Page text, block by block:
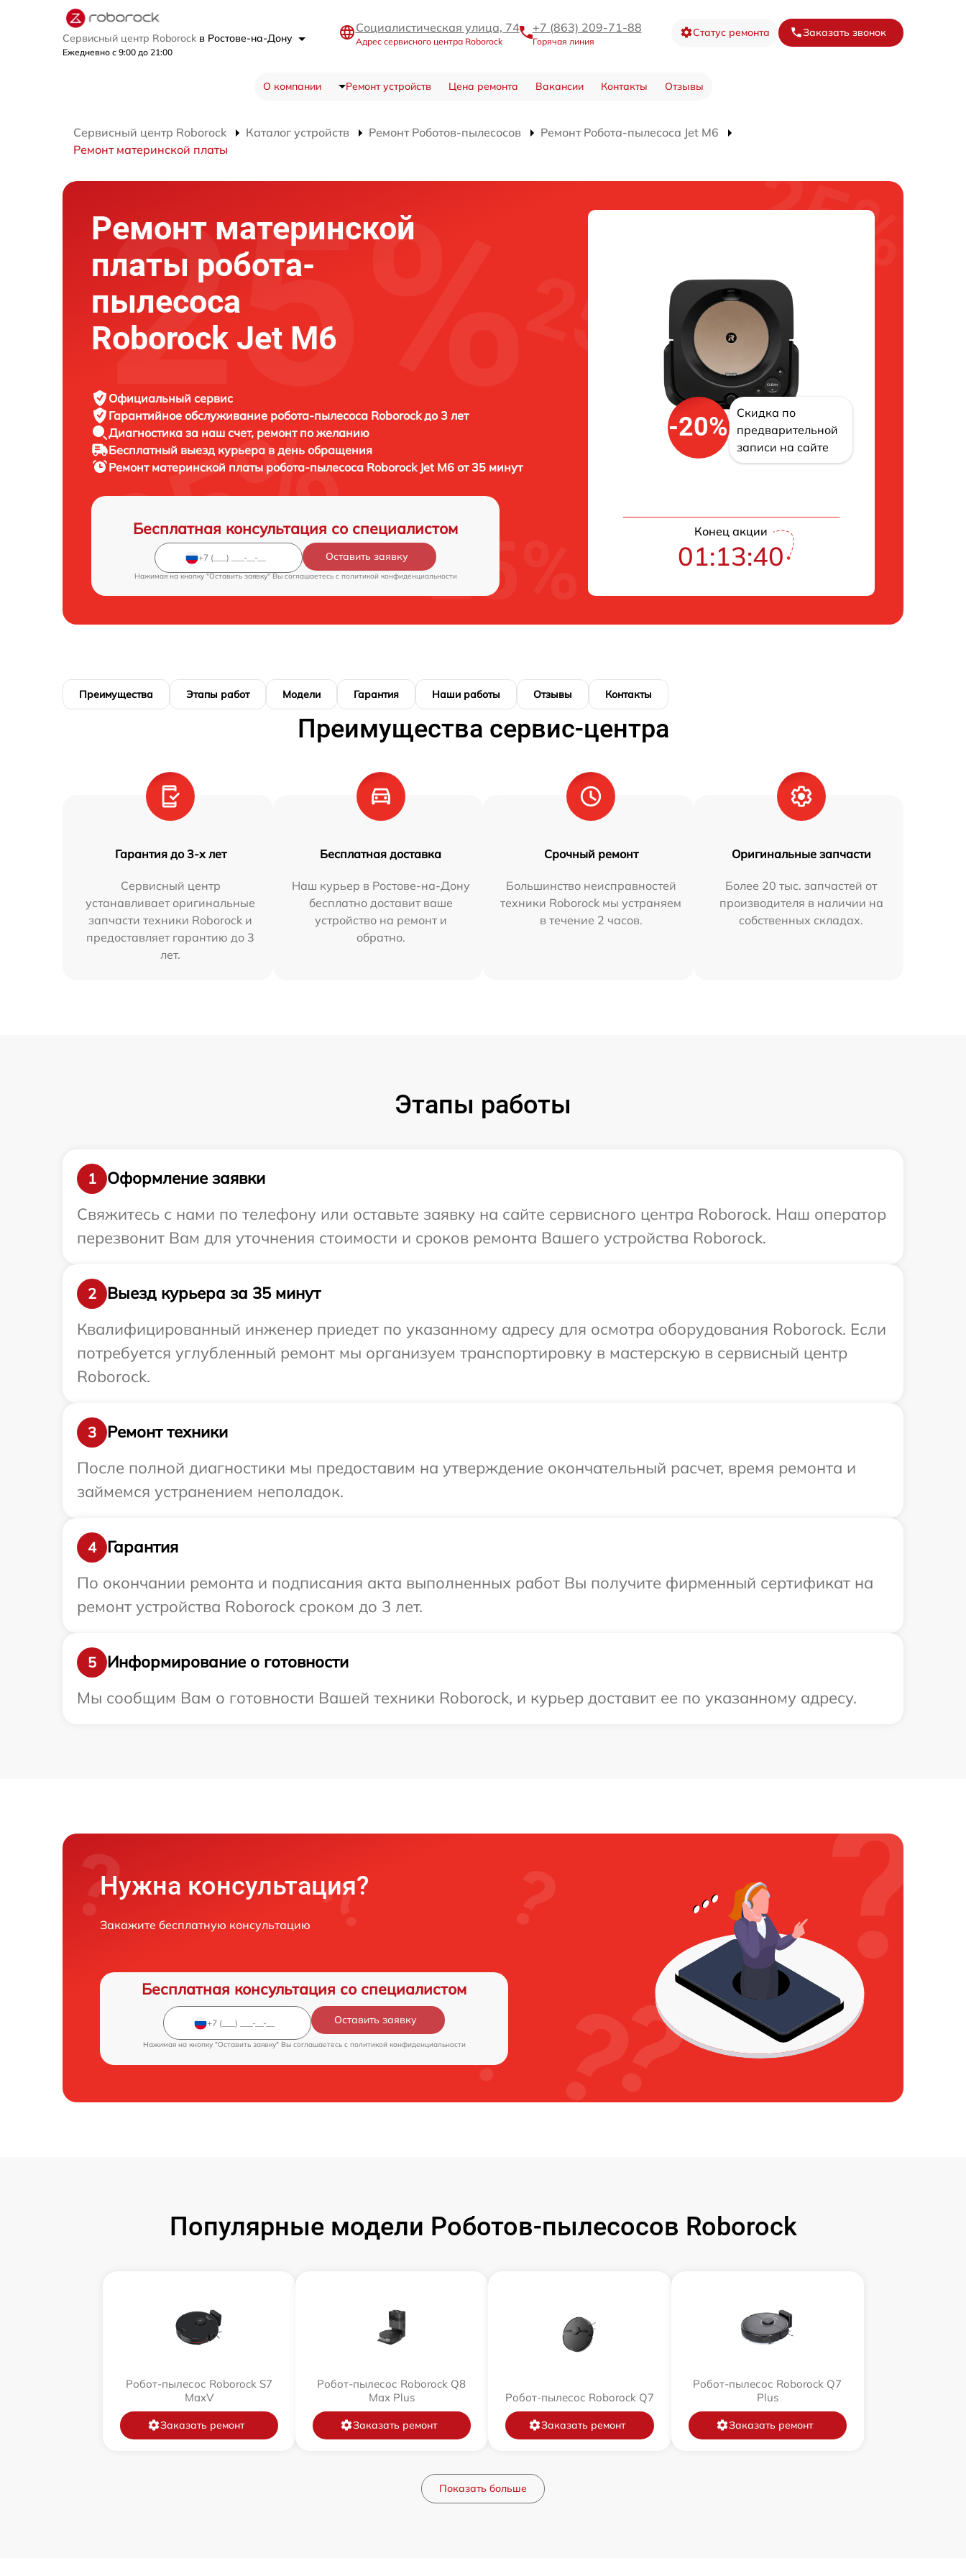
Сервисный центр Roborock в Ростове-на-Дону
Ежедневно с 9:00 до 21:00
Социалистическая улица, 74
Адрес сервисного центра Roborock
+7 (863) 209-71-88
Горячая линия
Статус ремонта Заказать звонок
О компании Ремонт устройств Цена ремонта Вакансии Контакты Отзывы
Сервисный центр Roborock Каталог устройств Ремонт Роботов-пылесосов
Ремонт Робота-пылесоса Jet M6
Ремонт материнской платы
Ремонт материнской
платы робота-
пылесоса
Roborock Jet M6
Официальный сервис
Гарантийное обслуживание робота-пылесоса Roborock до 3 лет
Диагностика за наш счет, ремонт по желанию
Бесплатный выезд курьера в день обращения
Ремонт материнской платы робота-пылесоса Roborock Jet M6 от 35 минут
Бесплатная консультация со специалистом
Оставить заявку
Нажимая на кнопку "Оставить заявку" Вы соглашаетесь c политикой конфиденциальности
-20%
Скидка по
предварительной
записи на сайте
Конец акции
01:13:39
Преимущества Этапы работ Модели Гарантия Наши работы Отзывы Контакты
Преимущества сервис-центра
Гарантия до 3-х лет
Сервисный центр
устанавливает оригинальные
запчасти техники Roborock и
предоставляет гарантию до 3
лет.
Бесплатная доставка
Наш курьер в Ростове-на-Дону
бесплатно доставит ваше
устройство на ремонт и
обратно.
Срочный ремонт
Большинство неисправностей
техники Roborock мы устраняем
в течение 2 часов.
Оригинальные запчасти
Более 20 тыс. запчастей от
производителя в наличии на
собственных складах.
Этапы работы
1
Оформление заявки
Свяжитесь с нами по телефону или оставьте заявку на сайте сервисного центра Roborock. Наш оператор
перезвонит Вам для уточнения стоимости и сроков ремонта Вашего устройства Roborock.
2
Выезд курьера за 35 минут
Квалифицированный инженер приедет по указанному адресу для осмотра оборудования Roborock. Если
потребуется углубленный ремонт мы организуем транспортировку в мастерскую в сервисный центр
Roborock.
3
Ремонт техники
После полной диагностики мы предоставим на утверждение окончательный расчет, время ремонта и
займемся устранением неполадок.
4
Гарантия
По окончании ремонта и подписания акта выполненных работ Вы получите фирменный сертификат на
ремонт устройства Roborock сроком до 3 лет.
5
Информирование о готовности
Мы сообщим Вам о готовности Вашей техники Roborock, и курьер доставит ее по указанному адресу.
Нужна консультация?
Закажите бесплатную консультацию
Бесплатная консультация со специалистом
Оставить заявку
Нажимая на кнопку "Оставить заявку" Вы соглашаетесь c политикой конфиденциальности
Популярные модели Роботов-пылесосов Roborock
Робот-пылесос Roborock S7
MaxV
Заказать ремонт
Робот-пылесос Roborock Q8
Max Plus
Заказать ремонт
Робот-пылесос Roborock Q7
Заказать ремонт
Робот-пылесос Roborock Q7
Plus
Заказать ремонт
Показать больше